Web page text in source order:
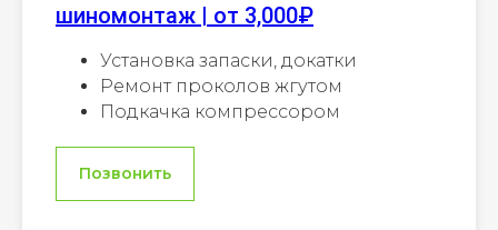
шиномонтаж | от 3,000₽
Установка запаски, докатки
Ремонт проколов жгутом
Подкачка компрессором
Позвонить